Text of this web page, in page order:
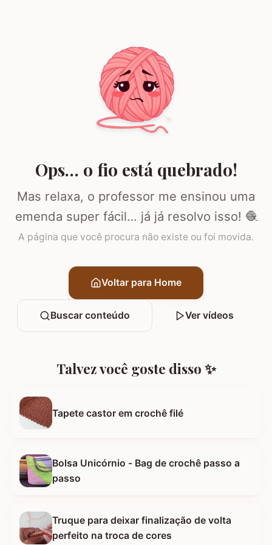
Ops… o fio está quebrado!
Mas relaxa, o professor me ensinou uma
emenda super fácil… já já resolvo isso! 🧶
A página que você procura não existe ou foi movida.
Voltar para Home
Buscar conteúdo Ver vídeos
Talvez você goste disso ✨
Tapete castor em crochê filé
Bolsa Unicórnio - Bag de crochê passo a
passo
Truque para deixar finalização de volta
perfeito na troca de cores